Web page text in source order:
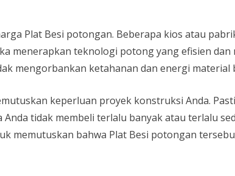
Plat Besi potongan. Beberapa kios atau
menerapkan teknologi potong yang efisien dan
mengorbankan ketahanan dan energi material
keperluan proyek konstruksi Anda.
tidak membeli terlalu banyak atau terlalu
memutuskan bahwa Plat Besi potongan